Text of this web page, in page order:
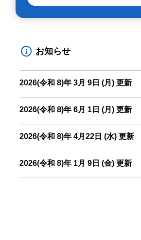
お知らせ
2026(令和 8)年 3月 9日 (月) 更新
2026(令和 8)年 6月 1日 (月) 更新
2026(令和 8)年 4月22日 (水) 更新
2026(令和 8)年 1月 9日 (金) 更新